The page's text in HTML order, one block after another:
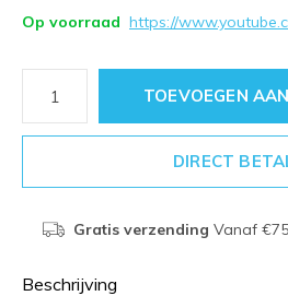
Op voorraad https://
TOEVOEGEN
DIRECT
Gratis verzending Vanaf
Beschrijving